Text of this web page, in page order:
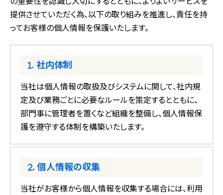
提供させていただく為、以下の取り組みを推進し、責任を持
ってお客様の個人情報を保護いたします。
社内体制
当社は個人情報の取扱及びシステムに関して、社内規
定及び業務ごとに必要なルールを策定するとともに、
部門事に管理者を置くなど組織を整備し、個人情報保
護を遵守する体制を構築いたします。
個人情報の収集
当社がお客様から個人情報を収集する場合には、利用